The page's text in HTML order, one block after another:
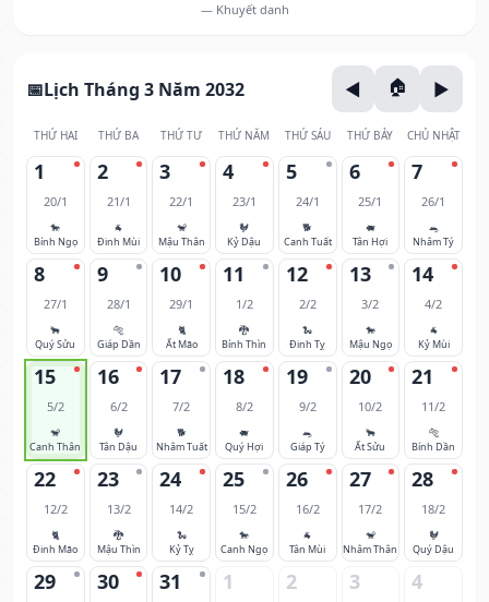
— Khuyết danh
Lịch Tháng 3 Năm 2032
THỨ HAI THỨ BA THỨ TƯ THỨ NĂM THỨ SÁU THỨ BẢY CHỦ NHẬT
1
20/1
🐎
Bính Ngọ
2
21/1
🐐
Đinh Mùi
3
22/1
🐒
Mậu Thân
4
23/1
🐓
Kỷ Dậu
5
24/1
🐕
Canh Tuất
6
25/1
🐖
Tân Hợi
7
26/1
🐀
Nhâm Tý
8
27/1
🐂
Quý Sửu
9
28/1
🐅
Giáp Dần
10
29/1
🐈
Ất Mão
11
1/2
🐉
Bính Thìn
12
2/2
🐍
Đinh Tỵ
13
3/2
🐎
Mậu Ngọ
14
4/2
🐐
Kỷ Mùi
15
5/2
🐒
Canh Thân
16
6/2
🐓
Tân Dậu
17
7/2
🐕
Nhâm Tuất
18
8/2
🐖
Quý Hợi
19
9/2
🐀
Giáp Tý
20
10/2
🐂
Ất Sửu
21
11/2
🐅
Bính Dần
22
12/2
🐈
Đinh Mão
23
13/2
🐉
Mậu Thìn
24
14/2
🐍
Kỷ Tỵ
25
15/2
🐎
Canh Ngọ
26
16/2
🐐
Tân Mùi
27
17/2
🐒
Nhâm Thân
28
18/2
🐓
Quý Dậu
29 30 31 1 2 3 4